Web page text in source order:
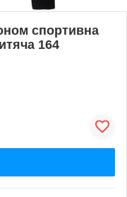
спортивна
164